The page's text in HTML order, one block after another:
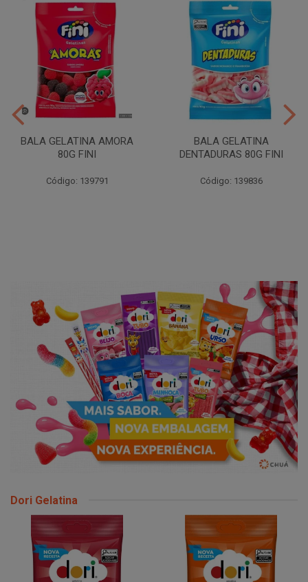
BALA GELATINA AMORA
80G FINI
Código: 139791
BALA GELATINA
DENTADURAS 80G FINI
Código: 139836
Dori Gelatina